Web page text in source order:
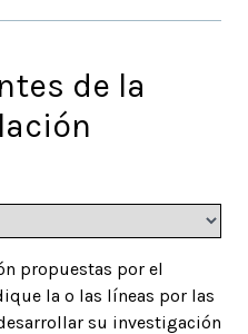
de la
propuestas por el
la o las líneas por las
su investigación